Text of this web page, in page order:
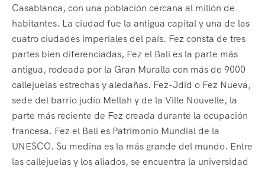
Casablanca, con una población cercana al millón de
habitantes. La ciudad fue la antigua capital y una de las
cuatro ciudades imperiales del país. Fez consta de tres
partes bien diferenciadas, Fez el Bali es la parte más
antigua, rodeada por la Gran Muralla con más de 9000
callejuelas estrechas y aledañas. Fez-Jdid o Fez Nueva,
sede del barrio judío Mellah y de la Ville Nouvelle, la
parte más reciente de Fez creada durante la ocupación
francesa. Fez el Bali es Patrimonio Mundial de la
UNESCO. Su medina es la más grande del mundo. Entre
las callejuelas y los aliados, se encuentra la universidad